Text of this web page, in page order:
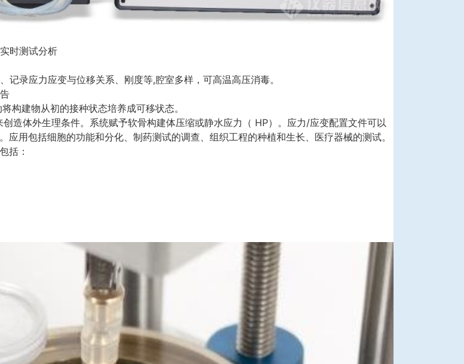
时测试分析
录应力应变与位移关系、刚度等,腔室多样，可高温高压消毒。
构建物从初的接种状态培养成可移状态。
造体外生理条件。系统赋予软骨构建体压缩或静水应力（ HP）。应力/应变配置文件可以
用包括细胞的功能和分化、制药测试的调查、组织工程的种植和生长、医疗器械的测试。
括：